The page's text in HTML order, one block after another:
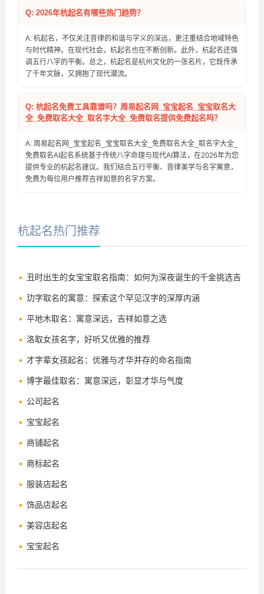
Q: 2026年杭起名有哪些热门趋势？
A: 杭起名，不仅关注音律的和谐与字义的深远，更注重结合地域特色
与时代精神。在现代社会，杭起名也在不断创新。此外，杭起名还强
调五行八字的平衡。总之，杭起名是杭州文化的一张名片，它既传承
了千年文脉，又拥抱了现代潮流。
Q: 杭起名免费工具靠谱吗？周易起名网_宝宝起名_宝宝取名大
全_免费取名大全_取名字大全_免费取名提供免费起名吗？
A: 周易起名网_宝宝起名_宝宝取名大全_免费取名大全_取名字大全_
免费取名AI起名系统基于传统八字命理与现代AI算法，在2026年为您
提供专业的杭起名建议。我们结合五行平衡、音律美学与名字寓意，
免费为每位用户推荐吉祥如意的名字方案。
杭起名热门推荐
丑时出生的女宝宝取名指南：如何为深夜诞生的千金挑选吉
祥好名
玏字取名的寓意：探索这个罕见汉字的深厚内涵
平地木取名：寓意深远，吉祥如意之选
洛取女孩名字，好听又优雅的推荐
才字辈女孩起名：优雅与才华并存的命名指南
博字最佳取名：寓意深远，彰显才华与气度
公司起名
宝宝起名
商铺起名
商标起名
服装店起名
饰品店起名
美容店起名
宝宝起名